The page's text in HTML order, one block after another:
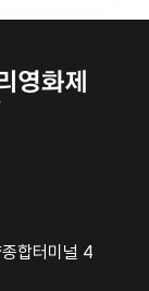
합터미널 4